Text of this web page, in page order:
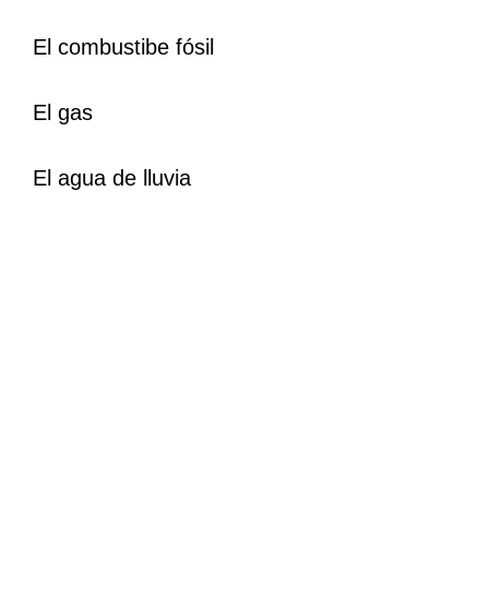
El combustibe fósil
El gas
El agua de lluvia